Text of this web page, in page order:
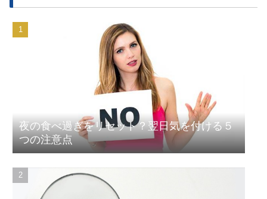
夜の食べ過ぎをリセット？翌日気を付ける５
つの注意点